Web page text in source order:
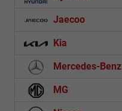
Jaecoo
Kia
Mercedes-Benz
MG